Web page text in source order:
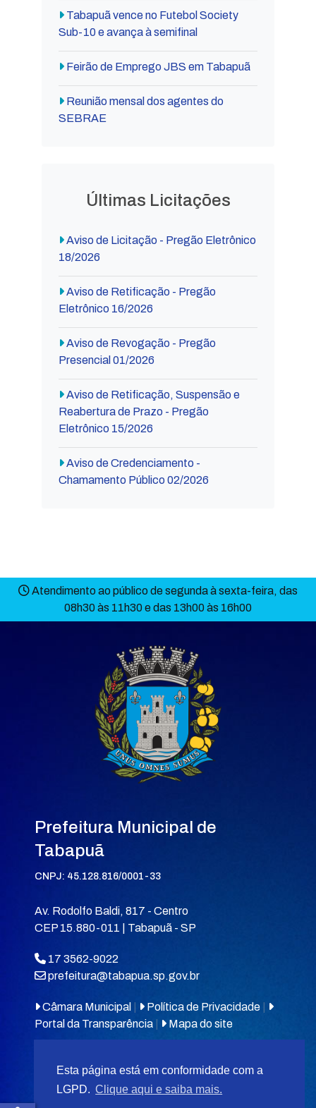
Esta página está em conformidade com a
LGPD. Clique aqui e saiba mais.
Tabapuã vence no Futebol Society
Sub-10 e avança à semifinal
Feirão de Emprego JBS em Tabapuã
Reunião mensal dos agentes do
SEBRAE
Últimas Licitações
Aviso de Licitação - Pregão Eletrônico
18/2026
Aviso de Retificação - Pregão
Eletrônico 16/2026
Aviso de Revogação - Pregão
Presencial 01/2026
Aviso de Retificação, Suspensão e
Reabertura de Prazo - Pregão
Eletrônico 15/2026
Aviso de Credenciamento -
Chamamento Público 02/2026
Atendimento ao público de segunda à sexta-feira, das
08h30 às 11h30 e das 13h00 às 16h00
Prefeitura Municipal de
Tabapuã
CNPJ: 45.128.816/0001-33
Av. Rodolfo Baldi, 817 - Centro
CEP 15.880-011 | Tabapuã - SP
17 3562-9022
prefeitura@tabapua.sp.gov.br
Câmara Municipal Política de Privacidade
Portal da Transparência
Mapa do site